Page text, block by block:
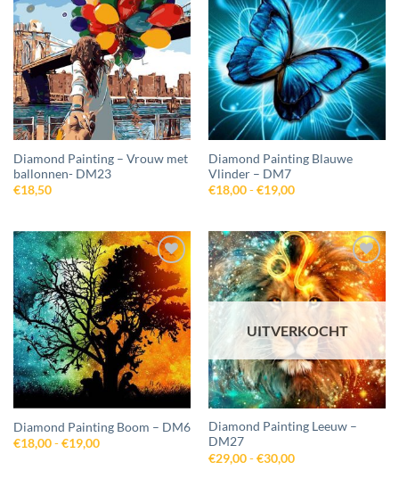
Toevoegen
aan
wenslijst
Diamond Painting – Vrouw met
ballonnen- DM23
€18,50
Toevoegen
aan
wenslijst
Diamond Painting Blauwe
Vlinder – DM7
€18,00 - €19,00Prijsklasse:
Toevoegen
aan
wenslijst
Diamond Painting Boom – DM6
€18,00 - €19,00Prijsklasse:
Toevoegen
aan
wenslijst
UITVERKOCHT
Diamond Painting Leeuw –
DM27
€29,00 - €30,00Prijsklasse: